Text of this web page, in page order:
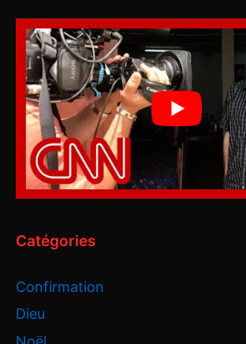
Catégories
Confirmation
Dieu